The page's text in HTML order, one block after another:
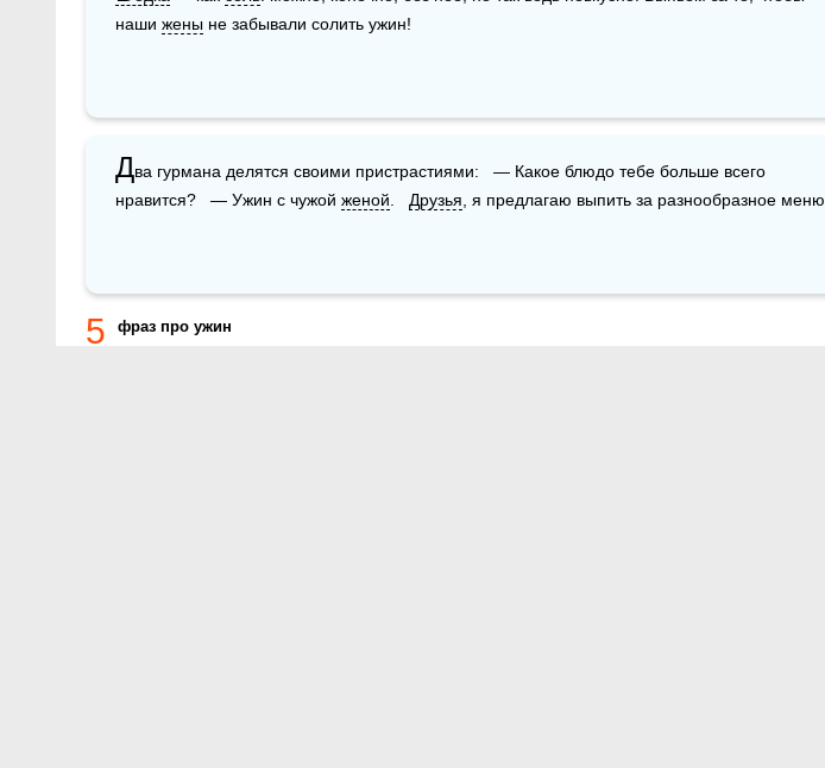
наши жены не забывали солить ужин!
Два гурмана делятся своими пристрастиями:   — Какое блюдо тебе больше всего
нравится?   — Ужин с чужой женой Друзья , я предлагаю выпить за разнообразное меню.
5 фраз про ужин